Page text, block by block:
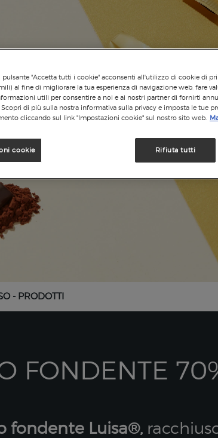
- PRODOTTI
FONDENTE
fondente Luisa®,
pulsante "Accetta tutti i cookie" acconsenti all'utilizzo di cookie di
al fine di migliorare la tua esperienza di navigazione web, fare
utili per consentire a noi e ai nostri partner di fornirti
di più sulla nostra informativa sulla privacy e imposta le tue
cliccando sul link "Impostazioni cookie" sul nostro sito web.
Rifiuta tutti
cookie